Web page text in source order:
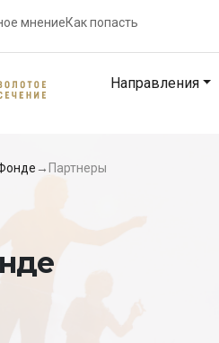
мнениеКак попасть
Направления
→ Партнеры